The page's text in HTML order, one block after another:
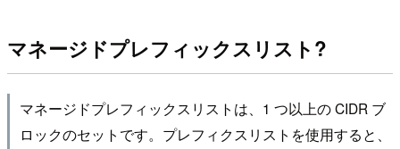
マネージドプレフィックスリスト?
マネージドプレフィックスリストは、1 つ以上の CIDR ブ
ロックのセットです。プレフィクスリストを使用すると、